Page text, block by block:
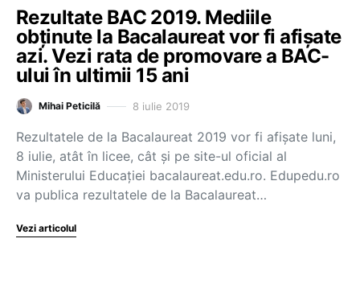
Rezultate BAC 2019. Mediile
obținute la Bacalaureat vor fi afișate
azi. Vezi rata de promovare a BAC-
ului în ultimii 15 ani
Mihai Peticilă 8 iulie 2019
Rezultatele de la Bacalaureat 2019 vor fi afișate luni,
8 iulie, atât în licee, cât și pe site-ul oficial al
Ministerului Educației bacalaureat.edu.ro. Edupedu.ro
va publica rezultatele de la Bacalaureat…
Vezi articolul